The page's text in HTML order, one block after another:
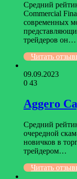
Средний
Commercial
современных
трейдеров он…
Читать
09.09.2023
0 43
Aggero
Средний
очередной
новичков в
трейдером…
Читать